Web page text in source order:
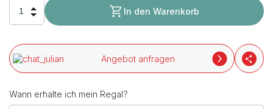
In den Warenkorb
Angebot anfragen
Wann erhalte ich mein Regal?